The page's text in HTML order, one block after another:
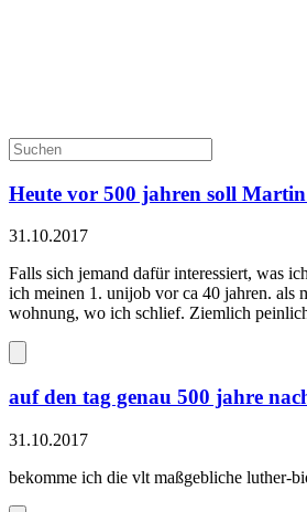
Heute vor 500 jahren soll
31.10.2017
Falls sich jemand dafür interessiert, was
ich meinen 1. unijob vor ca 40 jahren. als
wohnung, wo ich schlief. Ziemlich
auf den tag genau 500 jahre
31.10.2017
bekomme ich die vlt maßgebliche luther-